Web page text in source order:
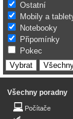
Ostatní
Mobily a
Notebooky
Připomínky
Pokec
Všechny poradny
Počítače